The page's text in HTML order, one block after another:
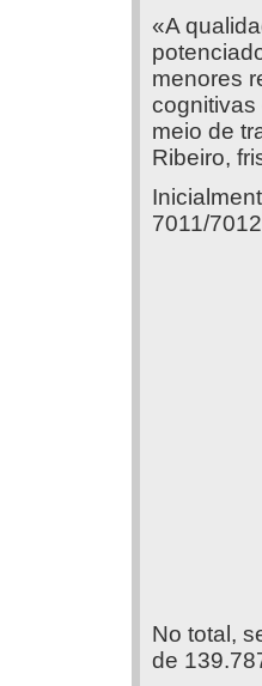
«A
menores
cognitivas
meio de
Ribeiro,
7011/
No total,
de